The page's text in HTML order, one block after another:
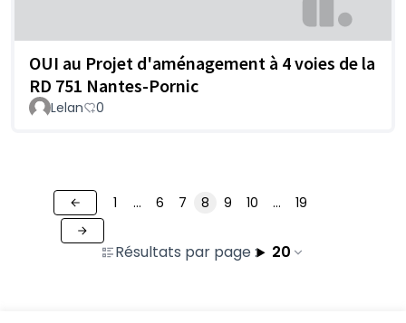
OUI au Projet d'aménagement à 4 voies de la
RD 751 Nantes-Pornic
Lelan 0
Résultats par page : 20
1 … 6 7 8 9 10 … 19